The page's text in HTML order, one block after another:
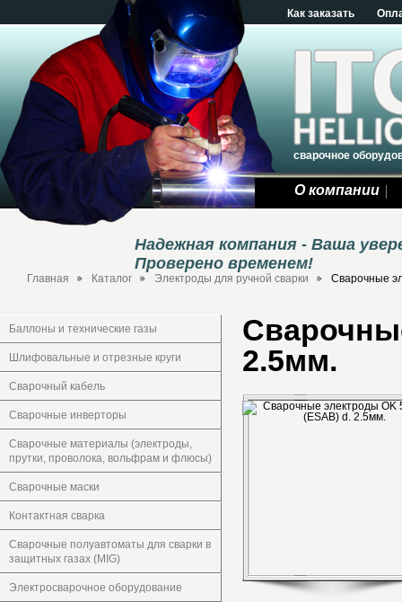
Как заказать
сварочное
О компании
Надежная компания - Ваша
Проверено временем!
Главная Каталог Электроды для ручной сварки Сварочные
Баллоны и технические газы
Шлифовальные и отрезные круги
Сварочный кабель
Сварочные инверторы
Сварочные материалы (электроды,
прутки, проволока, вольфрам и флюсы)
Сварочные маски
Контактная сварка
Сварочные полуавтоматы для сварки в
защитных газах (MIG)
Электросварочное оборудование
2.5мм.